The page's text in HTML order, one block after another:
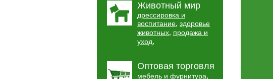
Животный мир
дрессировка и
воспитание, здоровье
животных, продажа и
уход,
Оптовая торговля
мебель и фурнитура,